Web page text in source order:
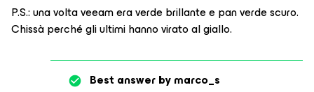
P.S.: una volta veeam era verde brillante e pan verde scuro.
Chissà perché gli ultimi hanno virato al giallo.
Best answer bymarco_s